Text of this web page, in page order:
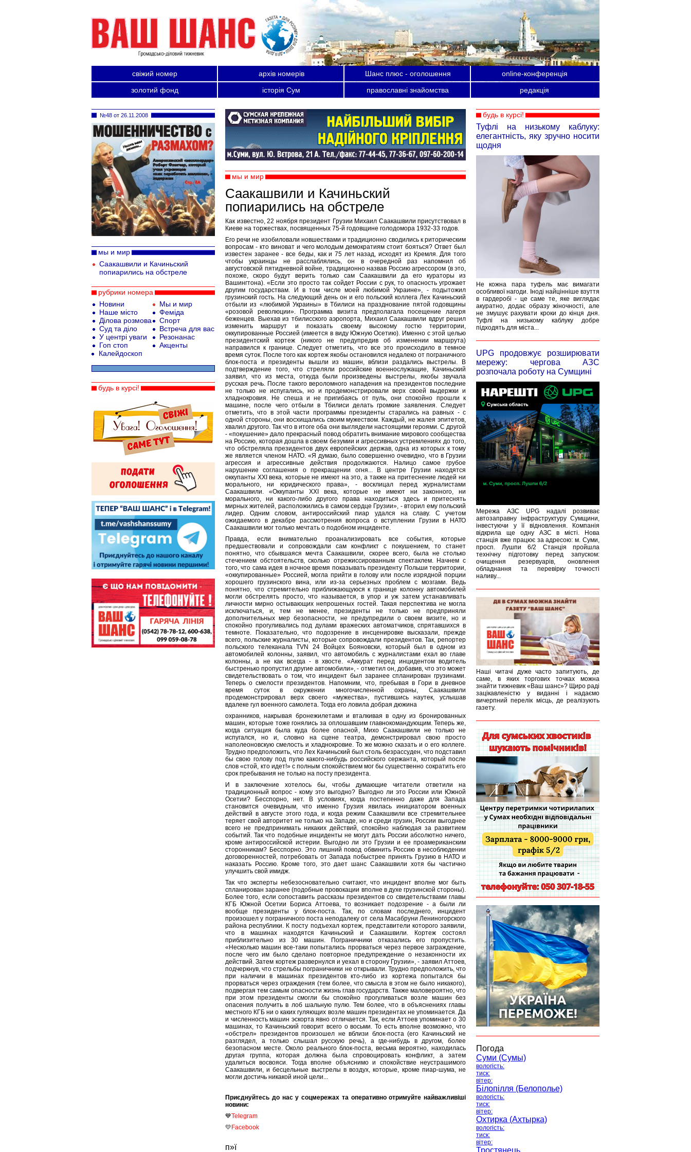
свіжий номер архів номерів Шанс плюс - оголошення
online-конференція
золотий фонд
історія Сум православні знайомства редакція
мы и мир
Саакашвили и Качиньский
попиарились на обстреле
Как известно, 22 ноября президент Грузии Михаил Саакашвили присутствовал в
Киеве на торжествах, посвященных 75-й годовщине голодомора 1932-33 годов.
Его речи не изобиловали новшествами и традиционно сводились к риторическим
вопросам - кто виноват и чего молодым демократиям стоит бояться? Ответ был
известен заранее - все беды, как и 75 лет назад, исходят из Кремля. Для того
чтобы украинцы не расслаблялись, он в очередной раз напомнил об
августовской пятидневной войне, традиционно назвав Россию агрессором (в это,
похоже, скоро будут верить только сам Саакашвили да его кураторы из
Вашингтона). «Если это просто так сойдет России с рук, то опасность угрожает
другим государствам. И в том числе моей любимой Украине», - подытожил
грузинский гость. На следующий день он и его польский коллега Лех Качиньский
отбыли из «любимой Украины» в Тбилиси на празднование пятой годовщины
«розовой революции». Программа визита предполагала посещение лагеря
беженцев. Выехав из тбилисского аэропорта, Михаил Саакашвили вдруг решил
изменить маршрут и показать своему высокому гостю территории,
оккупированные Россией (имеется в виду Южную Осетию). Именно с этой целью
президентский кортеж (никого не предупредив об изменении маршрута)
направился к границе. Следует отметить, что все это происходило в темное
время суток. После того как кортеж якобы остановился недалеко от пограничного
блок-поста и президенты вышли из машин, вблизи раздались выстрелы. В
подтверждение того, что стреляли российские военнослужащие, Качиньский
заявил, что из места, откуда были произведены выстрелы, якобы звучала
русская речь. После такого вероломного нападения на президентов последние
не только не испугались, но и продемонстрировали верх своей выдержки и
хладнокровия. Не спеша и не пригибаясь от пуль, они спокойно прошли к
машине, после чего отбыли в Тбилиси делать громкие заявления. Следует
отметить, что в этой части программы президенты старались на равных - с
одной стороны, они восхищались своим мужеством. Каждый, не жалея эпитетов,
хвалил другого. Так что в итоге оба они выглядели настоящими героями. С другой
- «покушение» дало прекрасный повод обратить внимание мирового сообщества
на Россию, которая дошла в своем безумии и агрессивных устремлениях до того,
что обстреляла президентов двух европейских держав, одна из которых к тому
же является членом НАТО. «Я думаю, было совершенно очевидно, что в Грузии
агрессия и агрессивные действия продолжаются. Налицо самое грубое
нарушение соглашения о прекращении огня... В центре Грузии находятся
оккупанты XXI века, которые не имеют на это, а также на притеснение людей ни
морального, ни юридического права», - восклицал перед журналистами
Саакашвили. «Оккупанты XXI века, которые не имеют ни законного, ни
морального, ни какого-либо другого права находиться здесь и притеснять
мирных жителей, расположились в самом сердце Грузии», - вторил ему польский
лидер. Одним словом, антироссийский пиар удался на славу. С учетом
ожидаемого в декабре рассмотрения вопроса о вступлении Грузии в НАТО
Саакашвили мог только мечтать о подобном инциденте.
Правда, если внимательно проанализировать все события, которые
предшествовали и сопровождали сам конфликт с покушением, то станет
понятно, что сбывшаяся мечта Саакашвили, скорее всего, была не столько
стечением обстоятельств, сколько отрежиссированным спектаклем. Начнем с
того, что сама идея в ночное время показывать президенту Польши территории,
«оккупированные» Россией, могла прийти в голову или после изрядной порции
хорошего грузинского вина, или из-за серьезных проблем с мозгами. Ведь
понятно, что стремительно приближающуюся к границе колонну автомобилей
могли обстрелять просто, что называется, в упор и уж затем устанавливать
личности мирно остывающих непрошеных гостей. Такая перспектива не могла
исключаться, и, тем не менее, президенты не только не предприняли
дополнительных мер безопасности, не предупредили о своем визите, но и
спокойно прогуливались под дулами вражеских автоматчиков, спрятавшихся в
темноте. Показательно, что подозрение в инсценировке высказали, прежде
всего, польские журналисты, которые сопровождали президентов. Так, репортер
польского телеканала TVN 24 Войцех Бояновски, который был в одном из
автомобилей колонны, заявил, что автомобиль с журналистами ехал во главе
колонны, а не как всегда - в хвосте. «Аккурат перед инцидентом водитель
быстренько пропустил другие автомобили», - отметил он, добавив, что это может
свидетельствовать о том, что инцидент был заранее спланирован грузинами.
Теперь о смелости президентов. Напомним, что, пребывая в Гори в дневное
время суток в окружении многочисленной охраны, Саакашвили
продемонстрировал верх своего «мужества», пустившись наутек, услышав
вдалеке гул военного самолета. Тогда его ловила добрая дюжина
охранников, накрывая бронежилетами и вталкивая в одну из бронированных
машин, которые тоже гонялись за оплошавшим главнокомандующим. Теперь же,
когда ситуация была куда более опасной, Михо Саакашвили не только не
испугался, но и, словно на сцене театра, демонстрировал свою просто
наполеоновскую смелость и хладнокровие. То же можно сказать и о его коллеге.
Трудно предположить, что Лех Качиньский был столь безрассуден, что подставил
бы свою голову под пулю какого-нибудь российского сержанта, который после
слов «стой, кто идет!» с полным спокойствием мог бы существенно сократить его
срок пребывания не только на посту президента.
И в заключение хотелось бы, чтобы думающие читатели ответили на
традиционный вопрос - кому это выгодно? Выгодно ли это России или Южной
Осетии? Бесспорно, нет. В условиях, когда постепенно даже для Запада
становится очевидным, что именно Грузия явилась инициатором военных
действий в августе этого года, и когда режим Саакашвили все стремительнее
теряет свой авторитет не только на Западе, но и среди грузин, России выгоднее
всего не предпринимать никаких действий, спокойно наблюдая за развитием
событий. Так что подобные инциденты не могут дать России абсолютно ничего,
кроме антироссийской истерии. Выгодно ли это Грузии и ее проамериканским
сторонникам? Бесспорно. Это лишний повод обвинить Россию в несоблюдении
договоренностей, потребовать от Запада побыстрее принять Грузию в НАТО и
наказать Россию. Кроме того, это дает шанс Саакашвили хотя бы частично
улучшить свой имидж.
Так что эксперты небезосновательно считают, что инцидент вполне мог быть
спланирован заранее (подобные провокации вполне в духе грузинской стороны).
Более того, если сопоставить рассказы президентов со свидетельствами главы
КГБ Южной Осетии Бориса Аттоева, то возникает подозрение - а были ли
вообще президенты у блок-поста. Так, по словам последнего, инцидент
произошел у пограничного поста неподалеку от села Масабруни Лениногорского
района республики. К посту подъехал кортеж, представители которого заявили,
что в машинах находятся Качиньский и Саакашвили. Кортеж состоял
приблизительно из 30 машин. Пограничники отказались его пропустить.
«Несколько машин все-таки попытались прорваться через первое заграждение,
после чего им было сделано повторное предупреждение о незаконности их
действий. Затем кортеж развернулся и уехал в сторону Грузии», - заявил Аттоев,
подчеркнув, что стрельбы пограничники не открывали. Трудно предположить, что
при наличии в машинах президентов кто-либо из кортежа попытался бы
прорваться через ограждения (тем более, что смысла в этом не было никакого),
подвергая тем самым опасности жизнь глав государств. Также маловероятно, что
при этом президенты смогли бы спокойно прогуливаться возле машин без
опасения получить в лоб шальную пулю. Тем более, что в объяснениях главы
местного КГБ ни о каких гуляющих возле машин президентах не упоминается. Да
и численность машин эскорта явно отличается. Так, если Аттоев упоминает о 30
машинах, то Качиньский говорит всего о восьми. То есть вполне возможно, что
«обстрел» президентов произошел не вблизи блок-поста (его Качиньский не
разглядел, а только слышал русскую речь), а где-нибудь в другом, более
безопасном месте. Около реального блок-поста, весьма вероятно, находилась
другая группа, которая должна была спровоцировать конфликт, а затем
удалиться восвояси. Тогда вполне объяснимо и спокойствие неустрашимого
Саакашвили, и бесцельные выстрелы в воздух, которые, кроме пиар-шума, не
могли достичь никакой иной цели...
Приєднуйтесь до нас у соцмережах та оперативно отримуйте найважливіші
новини:
💙Telegram
💛 Facebook
п»ї
будь в курсі!
Туфлі на низькому каблуку:
елегантність, яку зручно носити
щодня
Не кожна пара туфель має вимагати
особливої нагоди. Іноді найцінніше взуття
в гардеробі - це саме те, яке виглядає
акуратно, додає образу жіночності, але
не змушує рахувати кроки до кінця дня.
Туфлі на низькому каблуку добре
підходять для міста...
UPG продовжує розширювати
мережу: чергова АЗС
розпочала роботу на Сумщині
Мережа АЗС UPG надалі розвиває
автозаправну інфраструктуру Сумщини,
інвестуючи у її відновлення. Компанія
відкрила ще одну АЗС в місті. Нова
станція вже працює за адресою: м. Суми,
просп. Лушпи 6/2 Станція пройшла
технічну підготовку перед запуском:
очищення резервуарів, оновлення
обладнання та перевірку точності
наливу...
Наші читачі дуже часто запитують, де
саме, в яких торгових точках можна
знайти тижневик «Ваш шанс»? Щиро раді
зацікавленістю у виданні і надаємо
вичерпний перелік місць, де реалізують
газету.
Погода
Суми (Сумы)
вологість:
тиск:
вітер:
Білопілля (Белополье)
вологість:
тиск:
вітер:
Охтирка (Ахтырка)
вологість:
тиск:
вітер:
Тростянець
№48 от 26.11.2008
мы и мир
Саакашвили и Качиньский
попиарились на обстреле
рубрики номера
Новини
Наше місто
Ділова розмова
Суд та діло
У центрі уваги
Гоп стоп
Мы и мир
Феміда
Спорт
Встреча для вас
Резонанас
Акценты
Калейдоскоп
будь в курсі!